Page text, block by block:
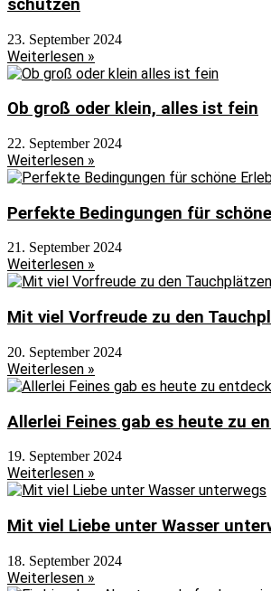
schützen
23. September 2024
Weiterlesen »
Ob groß oder klein, alles ist fein
22. September 2024
Weiterlesen »
Perfekte Bedingungen für
21. September 2024
Weiterlesen »
Mit viel Vorfreude zu den
20. September 2024
Weiterlesen »
Allerlei Feines gab es heute zu
19. September 2024
Weiterlesen »
Mit viel Liebe unter Wasser
18. September 2024
Weiterlesen »